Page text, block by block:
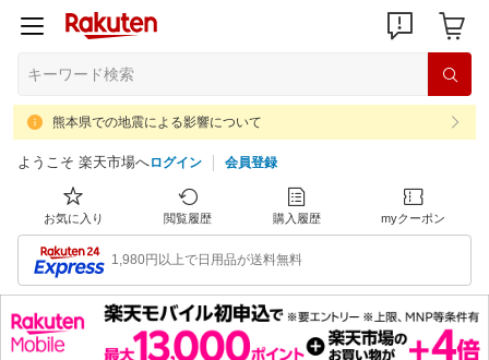
熊本県での地震による影響について
ようこそ 楽天市場へログイン 会員登録
お気に入り 閲覧履歴 購入履歴 myクーポン
1,980円以上で日用品が送料無料